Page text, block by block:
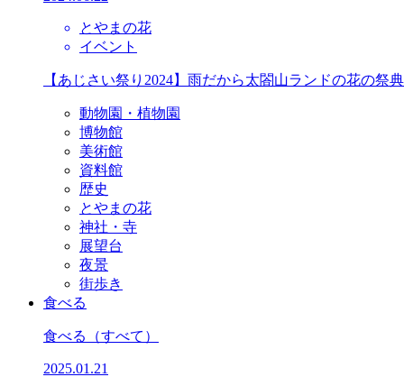
とやまの花
イベント
【あじさい祭り2024】雨だから太閤山ランドの花の祭
動物園・植物園
博物館
美術館
資料館
歴史
とやまの花
神社・寺
展望台
夜景
街歩き
食べる
食べる （すべて）
2025.01.21